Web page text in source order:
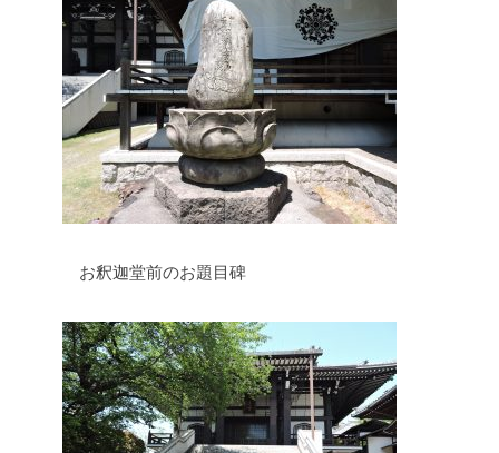
お釈迦堂前のお題目碑